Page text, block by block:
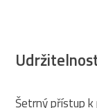
Šetrný přístup